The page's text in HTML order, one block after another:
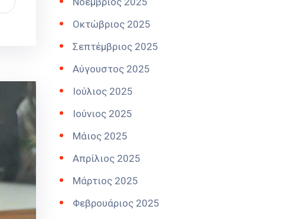
Οκτώβριος 2025
Σεπτέμβριος 2025
Αύγουστος 2025
Ιούλιος 2025
Ιούνιος 2025
Μάιος 2025
Απρίλιος 2025
Μάρτιος 2025
Φεβρουάριος 2025